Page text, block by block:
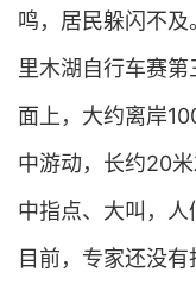
鸣，居民躲闪不
里木湖自行车赛
面上，大约离岸
中游动，长约20
中指点、大叫，人
目前，专家还没